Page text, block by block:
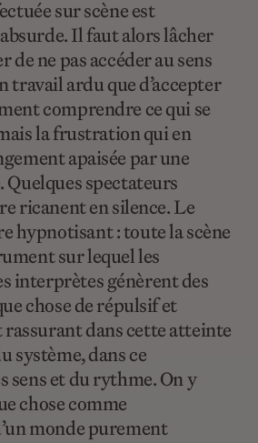
sur scène est
Il faut alors lâcher
de ne pas accéder au sens
travail ardu que d’accepter
comprendre ce qui se
la frustration qui en
apaisée par une
spectateurs
ricanent en silence. Le
hypnotisant : toute la scène
sur lequel les
interprètes génèrent des
chose de répulsif et
rassurant dans cette atteinte
système, dans ce
sens et du rythme. On y
chose comme
monde purement